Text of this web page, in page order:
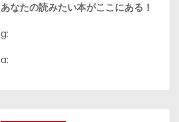
あなたの読みたい本がここにある！
g:
a: